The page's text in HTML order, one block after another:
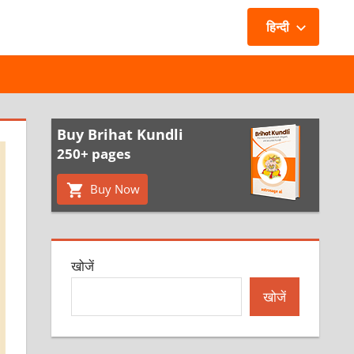
हिन्दी
Buy Brihat Kundli
250+ pages
Buy Now
खोजें
खोजें